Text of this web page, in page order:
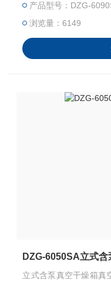
产品型号：DZG-
浏览量：6149
DZG-6050SA立式
立式含泵真空干燥箱真